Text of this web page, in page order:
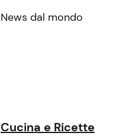
News dal mondo
Cucina e Ricette